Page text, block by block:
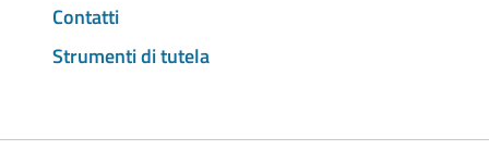
Contatti
Strumenti di tutela